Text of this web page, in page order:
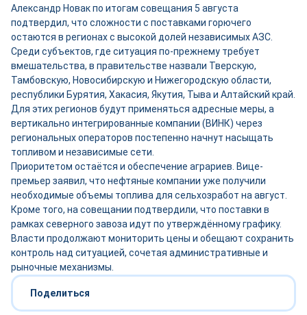
Александр Новак по итогам совещания 5 августа
подтвердил, что сложности с поставками горючего
остаются в регионах с высокой долей независимых АЗС.
Среди субъектов, где ситуация по-прежнему требует
вмешательства, в правительстве назвали Тверскую,
Тамбовскую, Новосибирскую и Нижегородскую области,
республики Бурятия, Хакасия, Якутия, Тыва и Алтайский край.
Для этих регионов будут применяться адресные меры, а
вертикально интегрированные компании (ВИНК) через
региональных операторов постепенно начнут насыщать
топливом и независимые сети.
Приоритетом остаётся и обеспечение аграриев. Вице-
премьер заявил, что нефтяные компании уже получили
необходимые объемы топлива для сельхозработ на август.
Кроме того, на совещании подтвердили, что поставки в
рамках северного завоза идут по утверждённому графику.
Власти продолжают мониторить цены и обещают сохранить
контроль над ситуацией, сочетая административные и
рыночные механизмы.
Поделиться